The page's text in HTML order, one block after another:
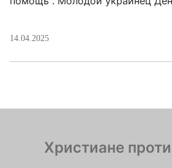
иностранных дел по
14.04.2025
Христиане